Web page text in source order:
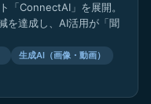
「ConnectAI」を展開。
を達成し、AI活用が「聞
生成AI（画像・動画）